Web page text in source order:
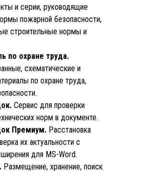
и серии, руководящие
пожарной безопасности,
строительные нормы и
по охране труда.
схематические и
по охране труда,
Сервис для проверки
норм в документе.
Премиум. Расстановка
их актуальности c
для MS-Word.
Размещение, хранение, поиск